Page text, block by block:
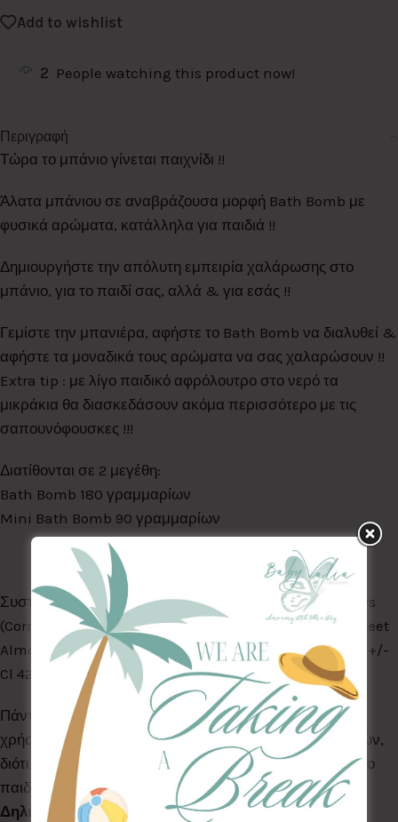
Add to wishlist
2 People watching this product now!
Περιγραφή
Τώρα το μπάνιο γίνεται παιχνίδι !!
Άλατα μπάνιου σε αναβράζουσα μορφή Bath Bomb με
φυσικά αρώματα, κατάλληλα για παιδιά !!
Δημιουργήστε την απόλυτη εμπειρία χαλάρωσης στο
μπάνιο, για το παιδί σας, αλλά & για εσάς !!
Γεμίστε την μπανιέρα, αφήστε το Bath Bomb να διαλυθεί &
αφήστε τα μοναδικά τους αρώματα να σας χαλαρώσουν !!
Extra tip : με λίγο παιδικό αφρόλουτρο στο νερό τα
μικράκια θα διασκεδάσουν ακόμα περισσότερο με τις
σαπουνόφουσκες !!!
Διατίθονται σε 2 μεγέθη:
Bath Bomb 180 γραμμαρίων
Mini Bath Bomb 90 γραμμαρίων
Συστατικά: Sodium Bicarbonate, Citric Acid, Zeas Mays
(Corn), Starch, Parfum, Prunus Amydgalus Dulcis (Sweet
Almond) Oil, Olea Europaea (Olive) Fruit Oil, Sea Salt, +/-
Cl 42090, Cl 19140, Cl 14700.
Πάντα να συμβουλεύεστε τον παιδίατρο σας πριν τη
χρήση. Δεν είναι κατάλληλο για παιδιά κάτων των 3 ετών,
διότι περιέχει μικρά κομμάτια που μπορεί να καταπιεί το
παιδί. Δεν είναι βρώσιμο.
Τηλέφωνο Κέντρου
Δηλητηριάσεων 2107793777.